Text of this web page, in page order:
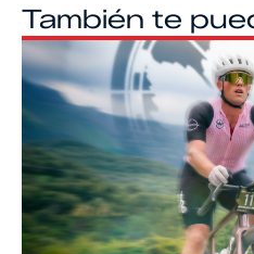
También te